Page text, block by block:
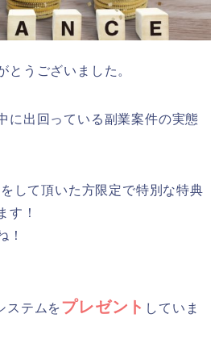
とうございました。
に出回っている副業案件の実態
して頂いた方限定で特別な特典
す！
！
ステムをプレゼント していま